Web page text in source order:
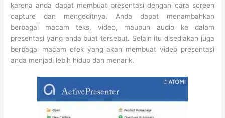
karena anda dapat membuat presentasi dengan cara screen
capture dan mengeditnya. Anda dapat menambahkan
berbagai macam teks, video, maupun audio ke dalam
presentasi yang anda buat tersebut. Selain itu disediakan juga
berbagai macam efek yang akan membuat video presentasi
anda menjadi lebih hidup dan menarik.